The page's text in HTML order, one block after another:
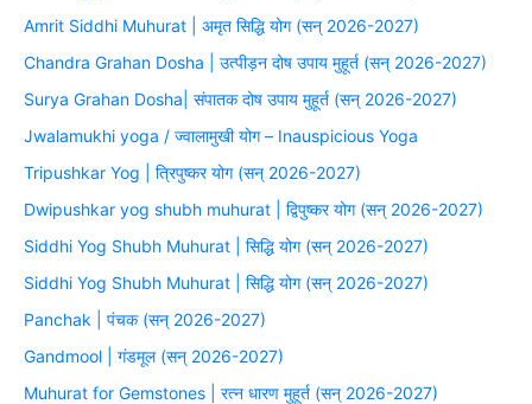
Amrit Siddhi Muhurat | अमृत सिद्धि योग (सन् 2026-2027)
Chandra Grahan Dosha | उत्पीड़न दोष उपाय मुहूर्त (सन् 2026-2027)
Surya Grahan Dosha| संपातक दोष उपाय मुहूर्त (सन् 2026-2027)
Jwalamukhi yoga / ज्वालामुखी योग – Inauspicious Yoga
Tripushkar Yog | त्रिपुष्कर योग (सन् 2026-2027)
Dwipushkar yog shubh muhurat | द्विपुष्कर योग (सन् 2026-2027)
Siddhi Yog Shubh Muhurat | सिद्धि योग (सन् 2026-2027)
Siddhi Yog Shubh Muhurat | सिद्धि योग (सन् 2026-2027)
Panchak | पंचक (सन् 2026-2027)
Gandmool | गंडमूल (सन् 2026-2027)
Muhurat for Gemstones | रत्न धारण मुहूर्त (सन् 2026-2027)